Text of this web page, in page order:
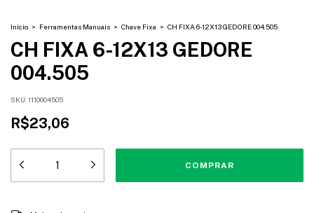
Início > Ferramentas Manuais > Chave Fixa > CH FIXA 6-12X13 GEDORE 004.505
CH FIXA 6-12X13 GEDORE
004.505
SKU: 1110004505
R$23,06
Entregas para o CEP: